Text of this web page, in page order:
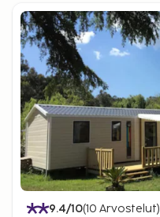
9.4/10(10 Arvostelut)